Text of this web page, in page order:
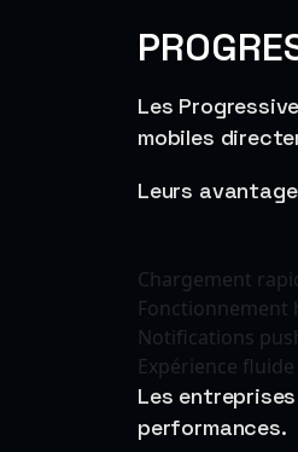
Les
mobiles
Leurs
Chargement
Fonctionnement
Notifications
Expérience fluide
Les
performances.